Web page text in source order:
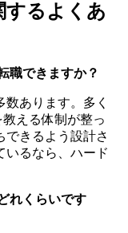
するよくあ
職できますか？
あります。多く
える体制が整っ
できるよう設計さ
いるなら、ハード
れくらいです